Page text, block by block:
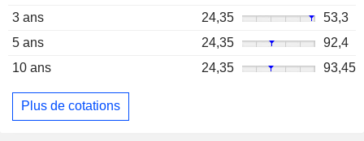
3 ans
24,35
53,3
5 ans
24,35
92,4
10 ans
24,35 93,45
Plus de cotations